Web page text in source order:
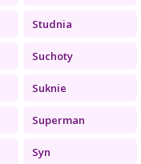
Studnia
Suchoty
Suknie
Superman
Syn